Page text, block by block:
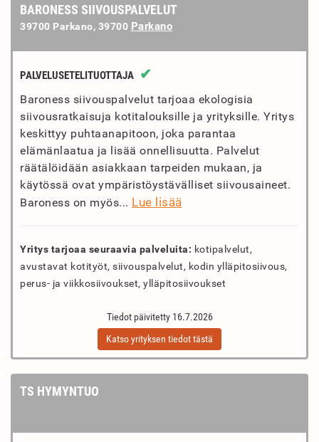
BARONESS SIIVOUSPALVELUT
39700 Parkano, 39700 Parkano
PALVELUSETELITUOTTAJA ✔
Baroness siivouspalvelut tarjoaa ekologisia
siivousratkaisuja kotitalouksille ja yrityksille. Yritys
keskittyy puhtaanapitoon, joka parantaa
elämänlaatua ja lisää onnellisuutta. Palvelut
räätälöidään asiakkaan tarpeiden mukaan, ja
käytössä ovat ympäristöystävälliset siivousaineet.
Baroness on myös... Lue lisää
Yritys tarjoaa seuraavia palveluita: kotipalvelut,
avustavat kotityöt, siivouspalvelut, kodin ylläpitosiivous,
perus- ja viikkosiivoukset, ylläpitosiivoukset
Tiedot päivitetty 16.7.2026
Katso yrityksen tiedot tästä
TS HYMYNTUO